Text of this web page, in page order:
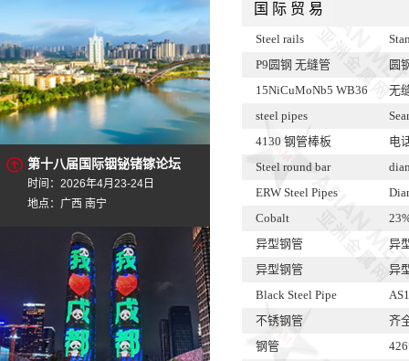
第十八届国际铟铋锗镓论坛
时间：2026年4月23-24日
地点：广西 南宁
国 际 贸 易
Steel rails
P9圆钢 无缝管
圆
15NiCuMoNb5 WB36
无
steel pipes
4130 钢管棒板
电
Steel round bar
ERW Steel Pipes
Cobalt
异型钢管
异
异型钢管
异
Black Steel Pipe
不锈钢管
齐
钢管